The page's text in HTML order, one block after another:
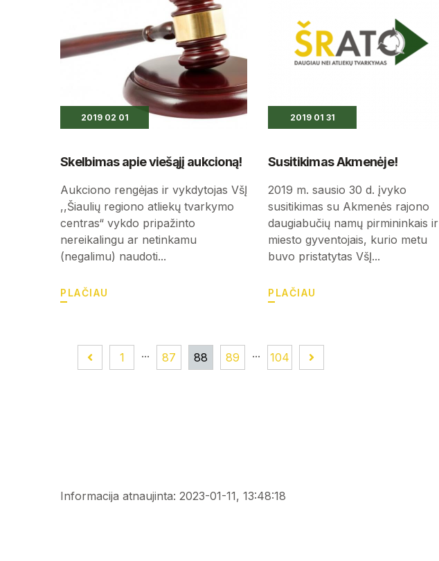
2019 02 01
Skelbimas apie viešąjį aukcioną!
Aukciono rengėjas ir vykdytojas VšĮ
,,Šiaulių regiono atliekų tvarkymo
centras“ vykdo pripažinto
nereikalingu ar netinkamu
(negalimu) naudoti...
PLAČIAU
2019 01 31
Susitikimas Akmenėje!
2019 m. sausio 30 d. įvyko
susitikimas su Akmenės rajono
daugiabučių namų pirmininkais ir
miesto gyventojais, kurio metu
buvo pristatytas VšĮ...
PLAČIAU
1 ... 87 88 89 ... 104
Informacija atnaujinta: 2023-01-11, 13:48:18